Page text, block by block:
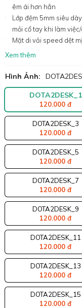
êm ái hơn hẳn
Lớp đệm 5mm siêu
mỏi cổ tay khi làm
Mặt di vải speed dệt
Xem thêm
Hình Ảnh:
DOTA2DESK_1
120.000 đ
DOTA2DESK_3
120.000 đ
DOTA2DESK_5
120.000 đ
DOTA2DESK_7
120.000 đ
DOTA2DESK_9
120.000 đ
DOTA2DESK_11
120.000 đ
DOTA2DESK_13
120.000 đ
DOTA2DESK_15
120.000 đ